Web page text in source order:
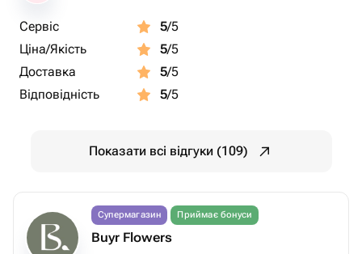
Сервіс 5/5
Ціна/Якість
5/5
Доставка
5/5
Відповідність
5/5
Показати всі відгуки (109)
Супермагазин Приймає бонуси
Buyr Flowers